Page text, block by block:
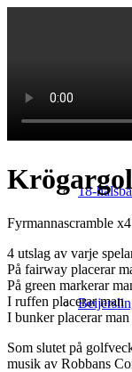
18-
Fyrmannascramble x4
4 utslag av varje
På fairway placerar
På green markerar
I ruffen placerar man
I bunker placerar man
Som slutet på
musik av Robbans